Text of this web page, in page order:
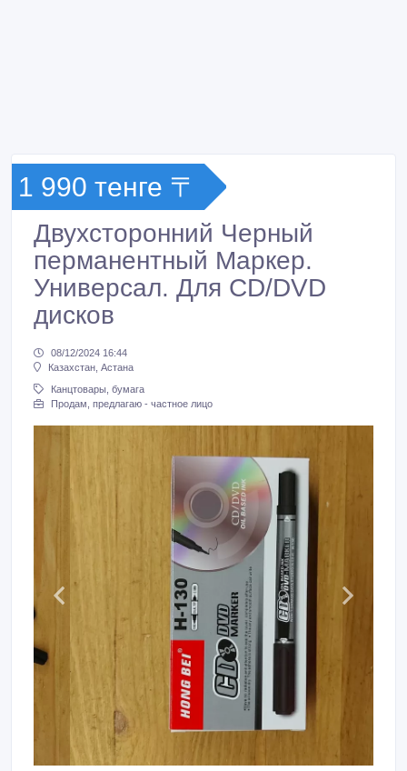
1 990 тенге 〒
Двухсторонний Черный
перманентный Маркер.
Универсал. Для CD/DVD
дисков
08/12/2024 16:44
Казахстан, Астана
Канцтовары, бумага
Продам, предлагаю - частное лицо